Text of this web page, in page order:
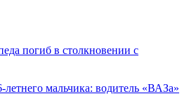
погиб в столкновении с
мальчика: водитель «ВАЗа»